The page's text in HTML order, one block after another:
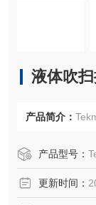
液体吹
产品简介：
产品型号：
更新时间：